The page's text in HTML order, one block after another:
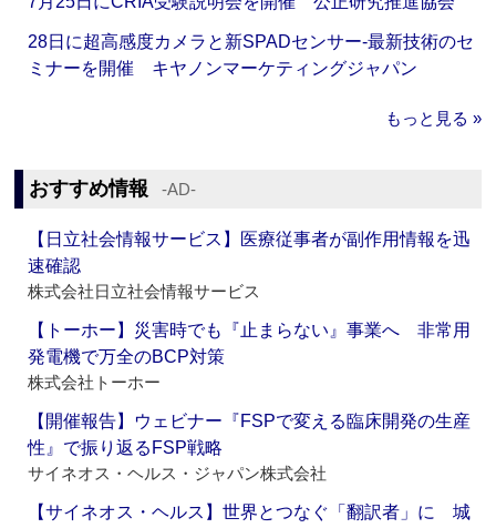
28日に超高感度カメラと新SPADセンサー‐最新技術のセ
ミナーを開催 キヤノンマーケティングジャパン
もっと見る »
おすすめ情報 ‐AD‐
【日立社会情報サービス】医療従事者が副作用情報を迅
速確認
株式会社日立社会情報サービス
【トーホー】災害時でも『止まらない』事業へ 非常用
発電機で万全のBCP対策
株式会社トーホー
【開催報告】ウェビナー『FSPで変える臨床開発の生産
性』で振り返るFSP戦略
サイネオス・ヘルス・ジャパン株式会社
【サイネオス・ヘルス】世界とつなぐ「翻訳者」に 城